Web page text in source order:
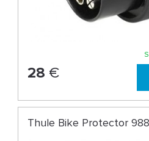
28 €
Thule Bike Protector 988